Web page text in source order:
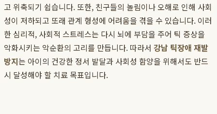
고 위축되기 쉽습니다. 또한, 친구들의 놀림이나 오해로 인해 사회
성이 저하되고 또래 관계 형성에 어려움을 겪을 수 있습니다. 이러
한 심리적, 사회적 스트레스는 다시 뇌에 부담을 주어 틱 증상을
악화시키는 악순환의 고리를 만듭니다. 따라서 강남 틱장애 재발
방지는 아이의 건강한 정서 발달과 사회성 함양을 위해서도 반드
시 달성해야 할 치료 목표입니다.